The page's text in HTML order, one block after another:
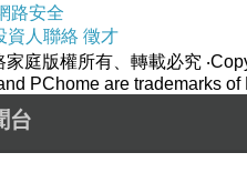
路安全
資人聯絡 徵才
家庭版權所有、轉載必究
PChome are trademarks
台